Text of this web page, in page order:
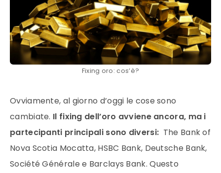
Fixing oro: cos’è?
Ovviamente, al giorno d’oggi le cose sono
cambiate. Il fixing dell’oro avviene ancora, ma i
partecipanti principali sono diversi: The Bank of
Nova Scotia Mocatta, HSBC Bank, Deutsche Bank,
Société Générale e Barclays Bank. Questo